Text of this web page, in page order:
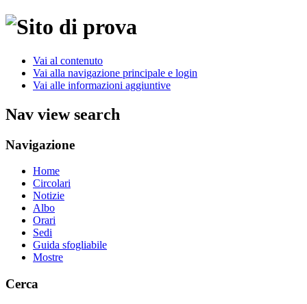
Vai al contenuto
Vai alla navigazione principale e login
Vai alle informazioni aggiuntive
Nav view search
Navigazione
Home
Circolari
Notizie
Albo
Orari
Sedi
Guida sfogliabile
Mostre
Cerca